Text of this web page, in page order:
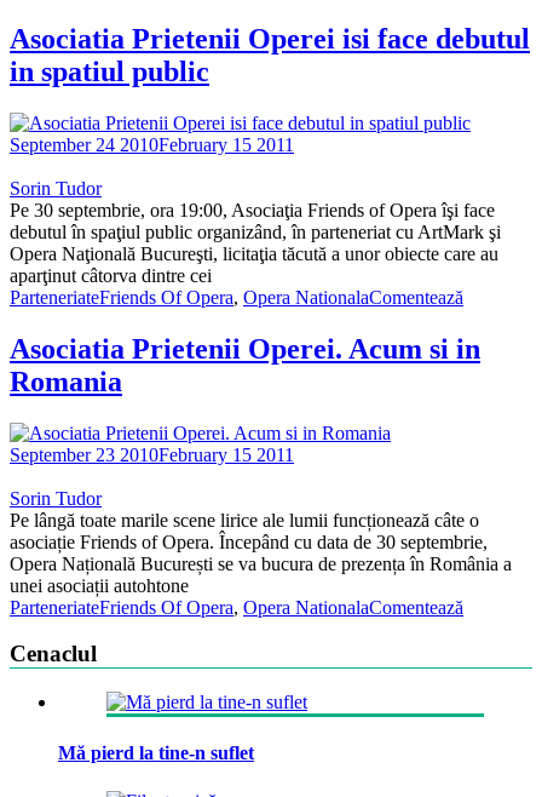
Asociatia Prietenii Operei isi face debutul
in spatiul public
September 24 2010February 15 2011
Sorin Tudor
Pe 30 septembrie, ora 19:00, Asociaţia Friends of Opera îşi face
debutul în spaţiul public organizând, în parteneriat cu ArtMark şi
Opera Naţională Bucureşti, licitaţia tăcută a unor obiecte care au
aparţinut câtorva dintre cei
ParteneriateFriends Of Opera, Opera NationalaComentează
Asociatia Prietenii Operei. Acum si in
Romania
September 23 2010February 15 2011
Sorin Tudor
Pe lângă toate marile scene lirice ale lumii funcționează câte o
asociație Friends of Opera. Începând cu data de 30 septembrie,
Opera Națională București se va bucura de prezența în România a
unei asociații autohtone
ParteneriateFriends Of Opera, Opera NationalaComentează
Cenaclul
Mă pierd la tine-n suflet